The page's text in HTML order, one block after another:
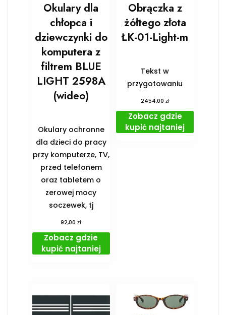
Okulary dla
chłopca i
dziewczynki do
komputera z
filtrem BLUE
LIGHT 2598A
(wideo)
Okulary ochronne
dla dzieci do pracy
przy komputerze, TV,
przed telefonem
oraz tabletem o
zerowej mocy
soczewek, tj
92,00zł
Zobacz gdzie
kupić najtaniej
Obrączka z
żółtego złota
ŁK-01-Light-m
Tekst w
przygotowaniu
2454,00 zł
Zobacz gdzie
kupić najtaniej